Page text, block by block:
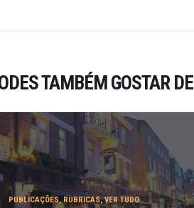
TAMBÉM GOSTAR DE
PUBLICAÇÕES,RUBRICAS,VER TUDO